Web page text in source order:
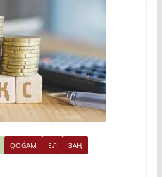
QOǴAM ЕЛ ЗАҢ